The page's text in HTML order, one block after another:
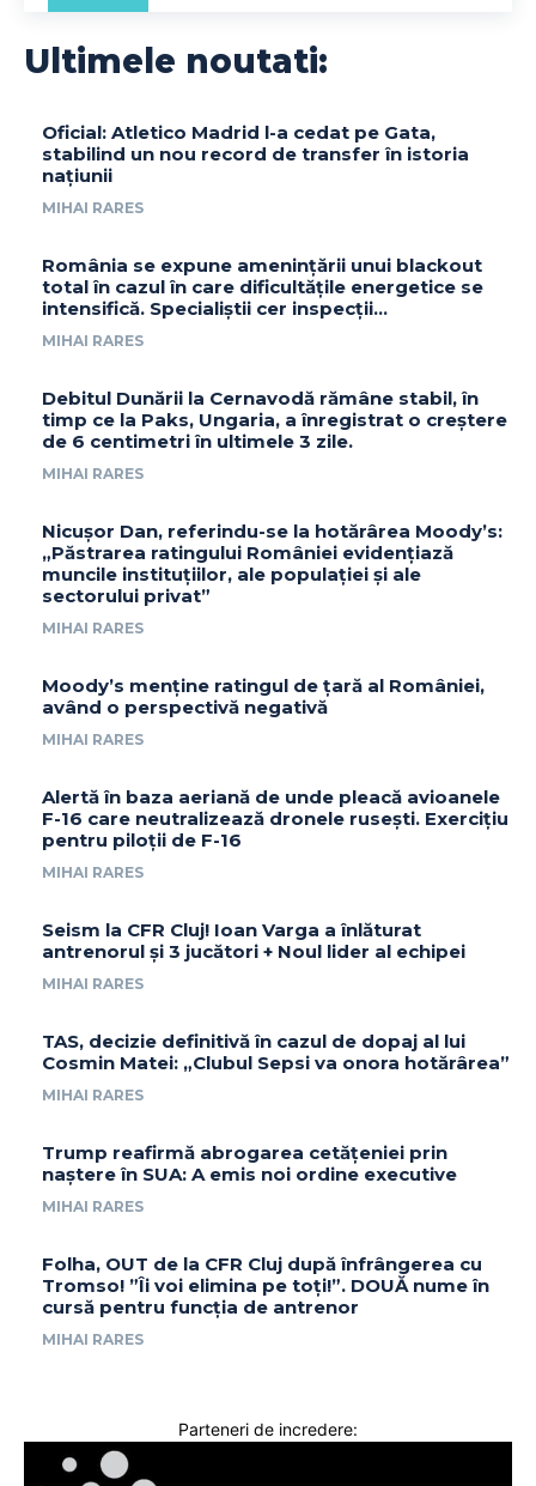
Ultimele noutati:
Oficial: Atletico Madrid l-a cedat pe Gata,
stabilind un nou record de transfer în istoria
națiunii
MIHAI RARES
România se expune amenințării unui blackout
total în cazul în care dificultățile energetice se
intensifică. Specialiștii cer inspecții…
MIHAI RARES
Debitul Dunării la Cernavodă rămâne stabil, în
timp ce la Paks, Ungaria, a înregistrat o creștere
de 6 centimetri în ultimele 3 zile.
MIHAI RARES
Nicușor Dan, referindu-se la hotărârea Moody’s:
„Păstrarea ratingului României evidențiază
muncile instituțiilor, ale populației și ale
sectorului privat”
MIHAI RARES
Moody’s menține ratingul de țară al României,
având o perspectivă negativă
MIHAI RARES
Alertă în baza aeriană de unde pleacă avioanele
F-16 care neutralizează dronele rusești. Exercițiu
pentru piloții de F-16
MIHAI RARES
Seism la CFR Cluj! Ioan Varga a înlăturat
antrenorul și 3 jucători + Noul lider al echipei
MIHAI RARES
TAS, decizie definitivă în cazul de dopaj al lui
Cosmin Matei: „Clubul Sepsi va onora hotărârea”
MIHAI RARES
Trump reafirmă abrogarea cetățeniei prin
naștere în SUA: A emis noi ordine executive
MIHAI RARES
Folha, OUT de la CFR Cluj după înfrângerea cu
Tromso! ”Îi voi elimina pe toți!”. DOUĂ nume în
cursă pentru funcția de antrenor
MIHAI RARES
Parteneri de incredere: